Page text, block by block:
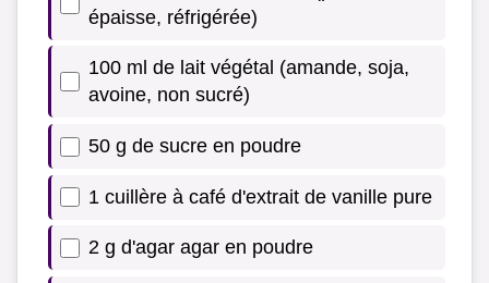
épaisse, réfrigérée)
100 ml de lait végétal (amande, soja,
avoine, non sucré)
50 g de sucre en poudre
1 cuillère à café d'extrait de vanille pure
2 g d'agar agar en poudre